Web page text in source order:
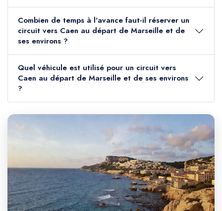
Combien de temps à l'avance faut-il réserver un
circuit vers Caen au départ de Marseille et de
ses environs ?
Quel véhicule est utilisé pour un circuit vers
Caen au départ de Marseille et de ses environs
?